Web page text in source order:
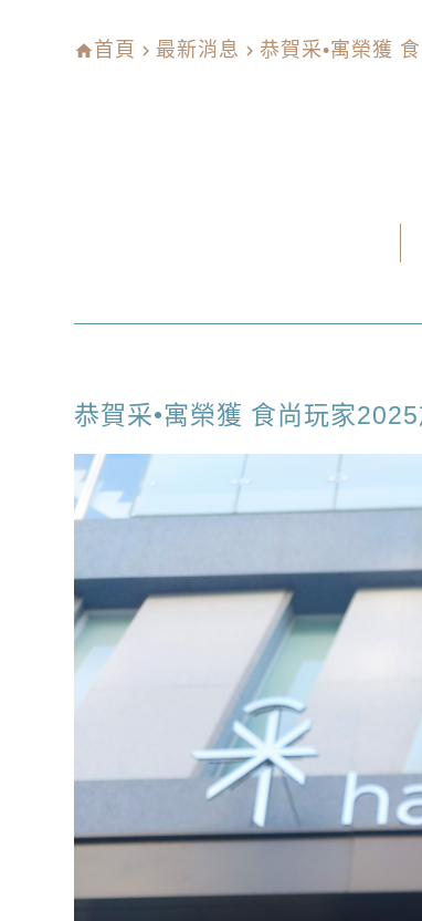
home首頁 navigate_next 最新消息 navigate_next恭賀采•寓榮獲
恭賀采•寓榮獲 食尚玩家